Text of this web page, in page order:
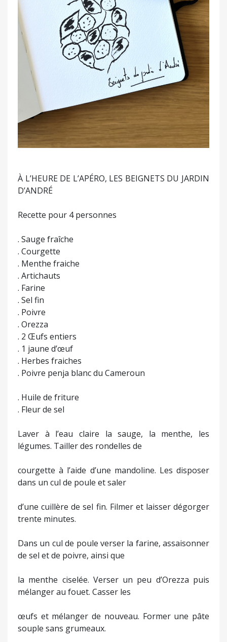
À L’HEURE DE L’APÉRO, LES BEIGNETS DU JARDIN
D’ANDRÉ
Recette pour 4 personnes
. Sauge fraîche
. Courgette
. Menthe fraiche
. Artichauts
. Farine
. Sel fin
. Poivre
. Orezza
. 2 Œufs entiers
. 1 jaune d’œuf
. Herbes fraiches
. Poivre penja blanc du Cameroun
. Huile de friture
. Fleur de sel
Laver à l’eau claire la sauge, la menthe, les
légumes. Tailler des rondelles de
courgette à l’aide d’une mandoline. Les disposer
dans un cul de poule et saler
d’une cuillère de sel fin. Filmer et laisser dégorger
trente minutes.
Dans un cul de poule verser la farine, assaisonner
de sel et de poivre, ainsi que
la menthe ciselée. Verser un peu d’Orezza puis
mélanger au fouet. Casser les
œufs et mélanger de nouveau. Former une pâte
souple sans grumeaux.